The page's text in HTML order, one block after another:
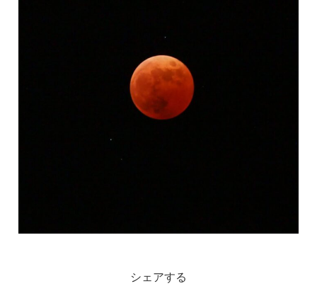
シェアする